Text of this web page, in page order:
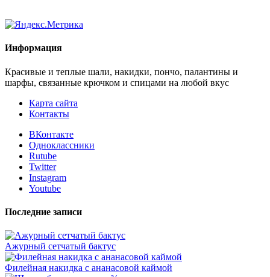
Информация
Красивые и теплые шали, накидки, пончо, палантины и
шарфы, связанные крючком и спицами на любой вкус
Карта сайта
Контакты
ВКонтакте
Одноклассники
Rutube
Twitter
Instagram
Youtube
Последние записи
Ажурный сетчатый бактус
Филейная накидка с ананасовой каймой